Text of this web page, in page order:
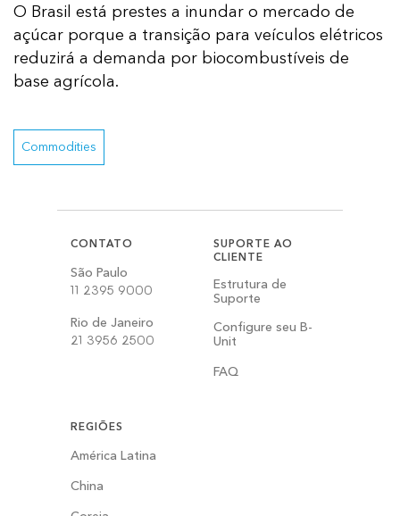
O Brasil está prestes a inundar o mercado de
açúcar porque a transição para veículos elétricos
reduzirá a demanda por biocombustíveis de
base agrícola.
Commodities
CONTATO
São Paulo
11 2395 9000
Rio de Janeiro
21 3956 2500
SUPORTE AO
CLIENTE
Estrutura de
Suporte
Configure seu B-
Unit
FAQ
REGIÕES
América Latina
China